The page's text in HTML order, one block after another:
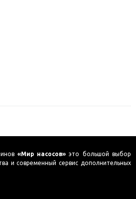
«Мир насосов» это большой выбор
и современный сервис дополнительных